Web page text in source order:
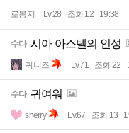
로봉지 Lv.28 조회 12 19:38
수다 시아 아스텔의 인성
퀴니즈 Lv.71 조회 22
수다 귀여워
sherry Lv.67 조회 13